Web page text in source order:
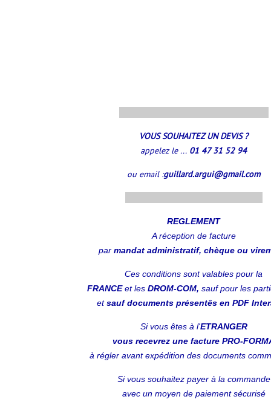
VOUS SOUHAITEZ UN DEVIS ?
appelez le ... 01 47 31 52 94
ou email :guillard.argui@gmail.com
REGLEMENT
A réception de facture
par mandat administratif, chèque ou
Ces conditions sont valables pour la
FRANCEet les DROM-COM, sauf pour les
etsauf documents présentês en PDF
Si vous êtes à l'ETRANGER
vous recevrez une facture PRO-
à régler avant expédition des documents
Si vous souhaitez payer à la commande
avec un moyen de paiement sécurisé